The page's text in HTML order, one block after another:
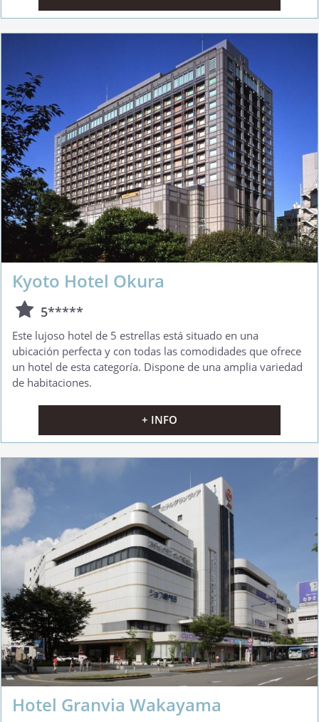
Kyoto Hotel Okura
5*****
Este lujoso hotel de 5 estrellas está situado en una
ubicación perfecta y con todas las comodidades que ofrece
un hotel de esta categoría. Dispone de una amplia variedad
de habitaciones.
+ INFO
Hotel Granvia Wakayama